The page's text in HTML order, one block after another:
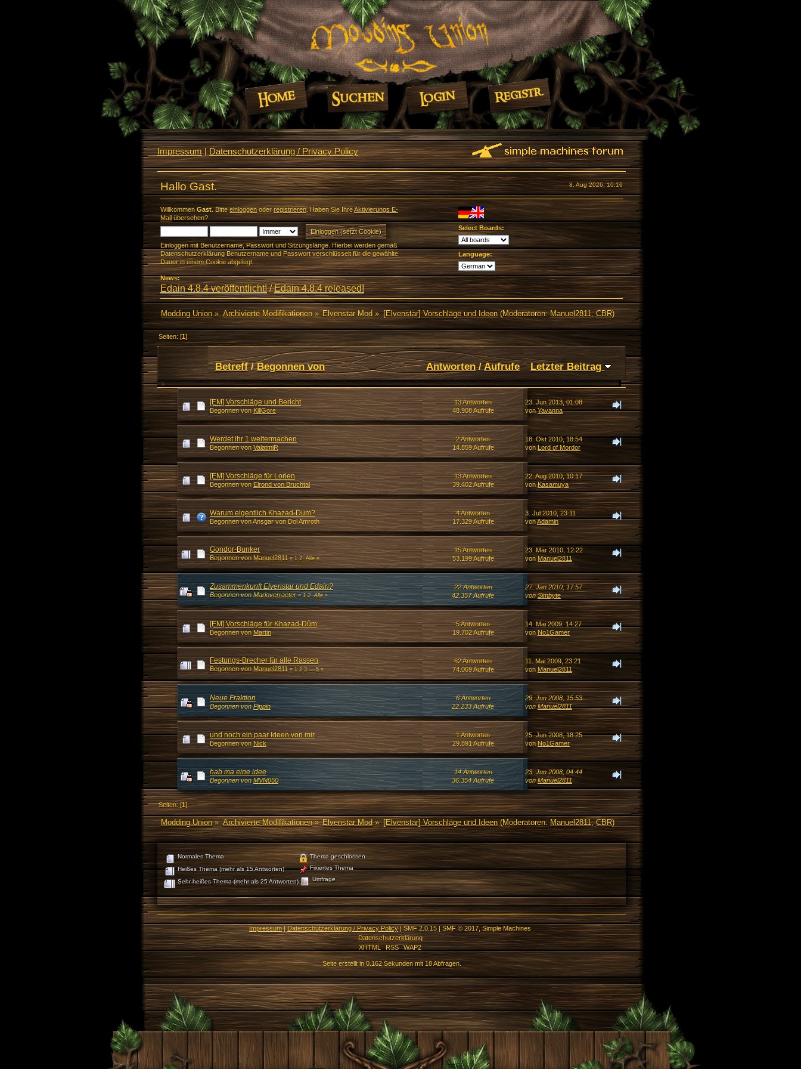
Impressum|Datenschutzerklärung / Privacy Policy
8. Aug 2026, 10:16
Hallo Gast.
Willkommen Gast. Bitte einloggenoderregistrieren. Haben Sie IhreAktivierungs E-
Mailübersehen?
Einloggen mit Benutzername, Passwort und Sitzungslänge. Hierbei werden gemäß
Datenschutzerklärung Benutzername und Passwort verschlüsselt für die gewählte
Dauer in einem Cookie abgelegt.
Select Boards:
Language:
News:
Edain 4.8.4 veröffentlicht!/Edain 4.8.4 released!
Modding Union» Archivierte Modifikationen» Elvenstar Mod» [Elvenstar] Vorschläge und Ideen(Moderatoren:Manuel2811,CBR)
Seiten: [1]
Betreff/Begonnen von Antworten/Aufrufe Letzter Beitrag
[EM] Vorschläge und Bericht
Begonnen von KillGore
13 Antworten
48.908 Aufrufe
23. Jun 2013, 01:08
vonYavanna
Werdet ihr 1 weitermachen
Begonnen von ValatmiR
2 Antworten
14.859 Aufrufe
18. Okt 2010, 18:54
vonLord of Mordor
[EM] Vorschläge für Lorien
Begonnen von Elrond von Bruchtal
13 Antworten
39.402 Aufrufe
22. Aug 2010, 10:17
vonKasamuya
Warum eigentlich Khazad-Dum?
Begonnen von Ansgar von Dol Amroth
4 Antworten
17.329 Aufrufe
3. Jul 2010, 23:11
vonAdamin
Gondor-Bunker
Begonnen von Manuel2811 «1 2 Alle»
15 Antworten
53.199 Aufrufe
23. Mär 2010, 12:22
von Manuel2811
Zusammenkunft Elvenstar und Edain?
Begonnen von Marioverraeter «1 2 Alle»
22 Antworten
42.357 Aufrufe
27. Jan 2010, 17:57
vonSimbyte
[EM] Vorschläge für Khazad-Dûm
Begonnen von Martin
5 Antworten
19.702 Aufrufe
14. Mai 2009, 14:27
vonNo1Gamer
Festungs-Brecher für alle Rassen
Begonnen von Manuel2811 «1 2 3 ...5»
62 Antworten
74.069 Aufrufe
11. Mai 2009, 23:21
vonManuel2811
Neue Fraktion
Begonnen von Pippin
6 Antworten
22.233 Aufrufe
29. Jun 2008, 15:53
vonManuel2811
und noch ein paar Ideen von mir
Begonnen von Nick
1 Antworten
29.891 Aufrufe
25. Jun 2008, 18:25
vonNo1Gamer
hab ma eine idee
Begonnen von MVN050
14 Antworten
36.354 Aufrufe
23. Jun 2008, 04:44
von Manuel2811
Seiten: [1]
Modding Union» Archivierte Modifikationen» Elvenstar Mod» [Elvenstar] Vorschläge und Ideen(Moderatoren:Manuel2811,CBR)
Normales Thema
Heißes Thema (mehr als 15 Antworten)
Sehr heißes Thema (mehr als 25 Antworten)
Thema geschlossen
Fixiertes Thema
Umfrage
Impressum|Datenschutzerklärung / Privacy Policy|SMF 2.0.15 |SMF © 2017,Simple Machines
Datenschutzerklärung
XHTML
RSS WAP2
Seite erstellt in 0.162 Sekunden mit 18 Abfragen.